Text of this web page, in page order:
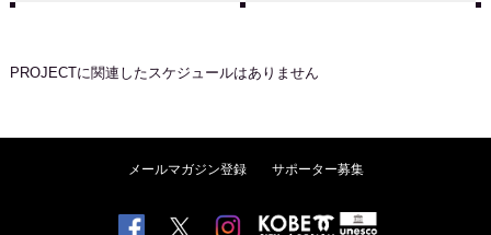
PROJECTに関連したスケジュールはありません
メールマガジン登録 サポーター募集